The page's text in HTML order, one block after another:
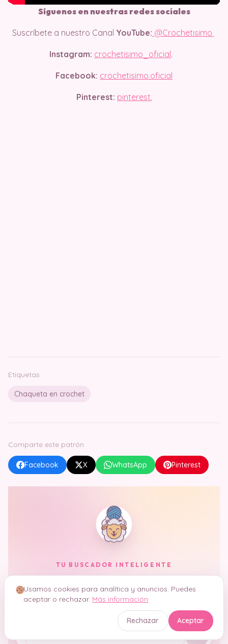
Síguenos en nuestras redes sociales
Suscríbete a nuestro Canal YouTube: @Crochetisimo
Instagram: crochetisimo_oficial.
Facebook: crochetisimo.oficial
Pinterest: pinterest.
Etiquetas
Chaqueta en crochet
Comparte este patrón
Facebook X WhatsApp Pinterest
TU BUSCADOR INTELIGENTE
Hola, soyCrochetisimo
Encuentro tu patrón ideal entre8.832 patrones
explico técnicas y resuelvo dudas. En segundos.
Tu pregunta
Usamos cookies para analítica y anuncios. Puedes
aceptar o rechazar. Más información
Rechazar Aceptar